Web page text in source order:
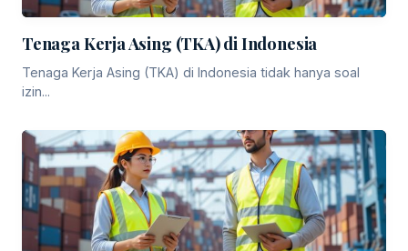
Tenaga Kerja Asing (TKA) di Indonesia
Tenaga Kerja Asing (TKA) di Indonesia tidak hanya soal
izin...